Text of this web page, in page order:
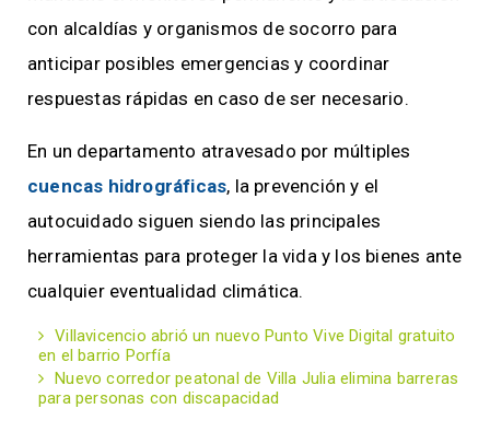
con alcaldías y organismos de socorro para
anticipar posibles emergencias y coordinar
respuestas rápidas en caso de ser necesario.
En un departamento atravesado por múltiples
cuencas hidrográficas, la prevención y el
autocuidado siguen siendo las principales
herramientas para proteger la vida y los bienes ante
cualquier eventualidad climática.
Villavicencio abrió un nuevo Punto Vive Digital gratuito
en el barrio Porfía
Nuevo corredor peatonal de Villa Julia elimina barreras
para personas con discapacidad